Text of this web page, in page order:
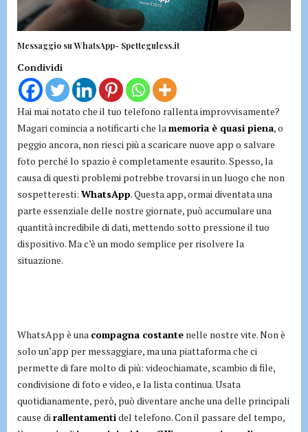
Messaggio su WhatsApp- Spetteguless.it
Condividi
Hai mai notato che il tuo telefono rallenta improvvisamente?
Magari comincia a notificarti che lamemoria è quasi piena, o
peggio ancora, non riesci più a scaricare nuove app o salvare
foto perché lo spazio è completamente esaurito. Spesso, la
causa di questi problemi potrebbe trovarsi in un luogo che non
sospetteresti: WhatsApp. Questa app, ormai diventata una
parte essenziale delle nostre giornate, può accumulare una
quantità incredibile di dati, mettendo sotto pressione il tuo
dispositivo. Ma c’è un modo semplice per risolvere la
situazione.
WhatsApp è una compagna costante nelle nostre vite. Non è
solo un’app per messaggiare, ma una piattaforma che ci
permette di fare molto di più: videochiamate, scambio di file,
condivisione di foto e video, e la lista continua. Usata
quotidianamente, però, può diventare anche una delle principali
cause dirallentamentidel telefono. Con il passare del tempo,